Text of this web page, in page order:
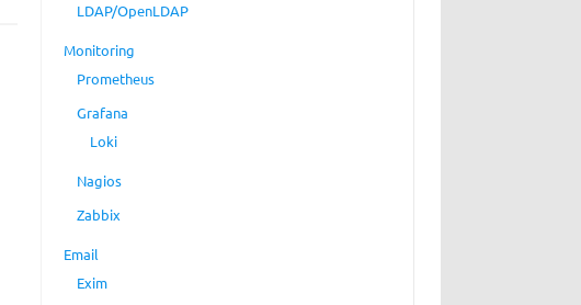
LDAP/OpenLDAP
Monitoring
Prometheus
Grafana
Loki
Nagios
Zabbix
Email
Exim